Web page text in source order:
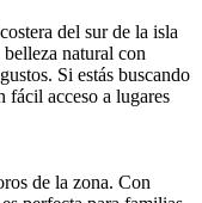
del sur de la isla
natural con
Si estás buscando
fácil acceso a lugares
de la zona. Con